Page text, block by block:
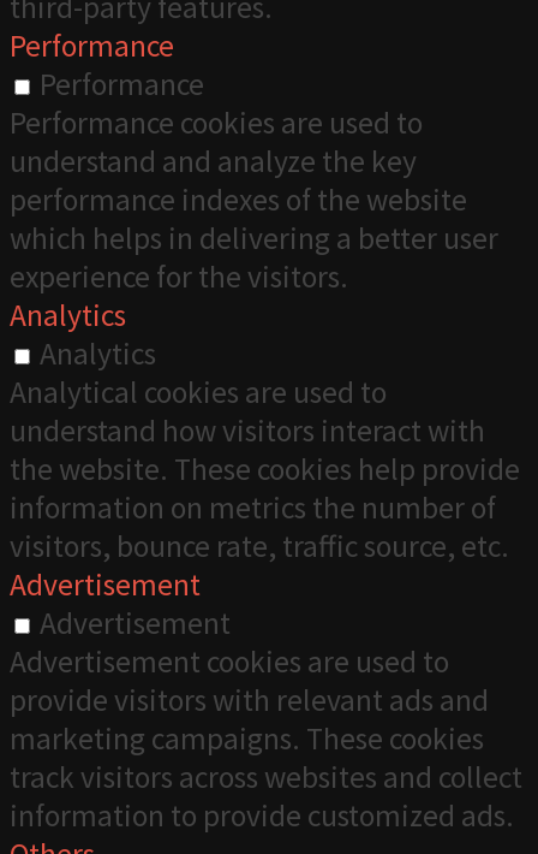
Performance
Performance
Performance cookies are used to
understand and analyze the key
performance indexes of the website
which helps in delivering a better user
experience for the visitors.
Analytics
Analytics
Analytical cookies are used to
understand how visitors interact with
the website. These cookies help provide
information on metrics the number of
visitors, bounce rate, traffic source, etc.
Advertisement
Advertisement
Advertisement cookies are used to
provide visitors with relevant ads and
marketing campaigns. These cookies
track visitors across websites and collect
information to provide customized ads.